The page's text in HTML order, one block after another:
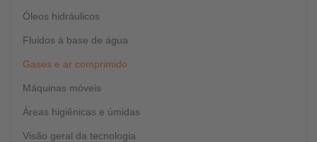
Óleos hidráulicos
Fluidos à base de água
Gases e ar comprimido
Máquinas móveis
Áreas higiênicas e úmidas
Visão geral da tecnologia